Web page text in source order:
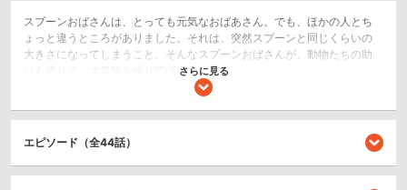
スプーンおばさんは、とっても元気なおばあさん。でも、ほかの人とち
ょっと違うところがありました。それは、突然スプーンと同じくらいの
大きさになってしまうこと。そんなスプーンおばさんが、動物たちの助
けも借りて、大冒険を繰り広げます。
ショート
キッズ/ファミリー
さらに見る
エピソード（全44話）